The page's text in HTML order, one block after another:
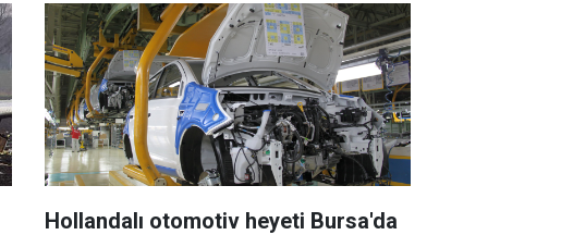
Hollandalı otomotiv heyeti Bursa'da